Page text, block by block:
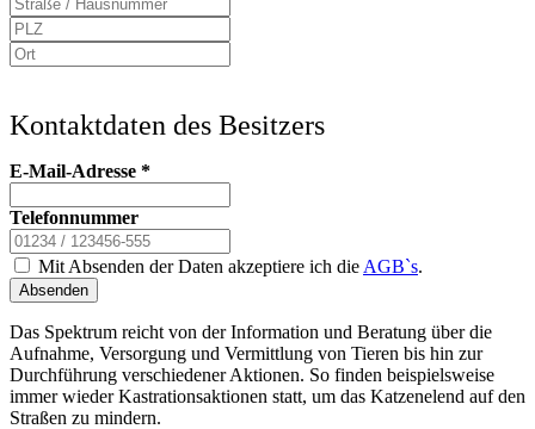
Kontaktdaten des Besitzers
E-Mail-Adresse *
Telefonnummer
Mit Absenden der Daten akzeptiere ich die AGB`s.
Absenden
Das Spektrum reicht von der Information und Beratung über die
Aufnahme, Versorgung und Vermittlung von Tieren bis hin zur
Durchführung verschiedener Aktionen. So finden beispielsweise
immer wieder Kastrationsaktionen statt, um das Katzenelend auf den
Straßen zu mindern.